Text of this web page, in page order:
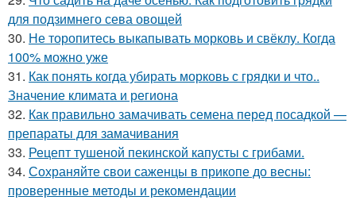
для подзимнего сева овощей
30. Не торопитесь выкапывать морковь и свёклу. Когда
100% можно уже
31. Как понять когда убирать морковь с грядки и что..
Значение климата и региона
32. Как правильно замачивать семена перед посадкой —
препараты для замачивания
33. Рецепт тушеной пекинской капусты с грибами.
34. Сохраняйте свои саженцы в прикопе до весны:
проверенные методы и рекомендации